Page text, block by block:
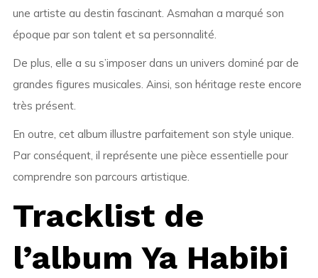
une artiste au destin fascinant. Asmahan a marqué son
époque par son talent et sa personnalité.
De plus, elle a su s’imposer dans un univers dominé par de
grandes figures musicales. Ainsi, son héritage reste encore
très présent.
En outre, cet album illustre parfaitement son style unique.
Par conséquent, il représente une pièce essentielle pour
comprendre son parcours artistique.
Tracklist de
l’album Ya Habibi